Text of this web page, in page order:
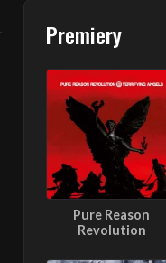
Premiery
Pure Reason
Revolution